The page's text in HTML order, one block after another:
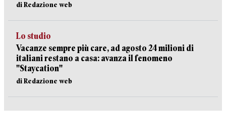
di Redazione web
Lo studio
Vacanze sempre più care, ad agosto 24 milioni di
italiani restano a casa: avanza il fenomeno
"Staycation"
di Redazione web